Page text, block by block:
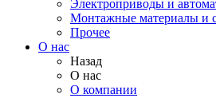
Электроприводы и
Монтажные материалы и
Прочее
О нас
Назад
О нас
О компании